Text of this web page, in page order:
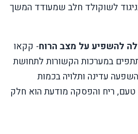
לשוקולד חלב שמעודד המשך
להשפיע על מצב הרוח- קקאו
במערכות הקשורות לתחושת
עדינה ותלויה בכמות
טעם, ריח והפסקה מודעת הוא חלק